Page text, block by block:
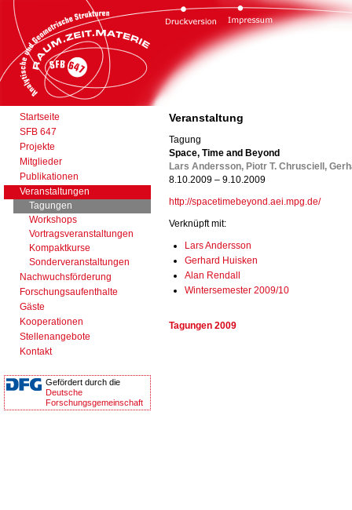
Startseite
SFB 647
Projekte
Mitglieder
Publikationen
Veranstaltungen
Tagungen
Workshops
Vortragsveranstaltungen
Kompaktkurse
Sonderveranstaltungen
Nachwuchsförderung
Forschungsaufenthalte
Gäste
Kooperationen
Stellenangebote
Kontakt
Gefördert durch die
Deutsche
Forschungsgemeinschaft
Veranstaltung
Tagung
Space, Time and Beyond
Lars Andersson, Piotr T. Chrusciell,
8.10.2009 – 9.10.2009
http://spacetimebeyond.aei.mpg.de/
Verknüpft mit:
Lars Andersson
Gerhard Huisken
Alan Rendall
Wintersemester 2009/10
Tagungen 2009